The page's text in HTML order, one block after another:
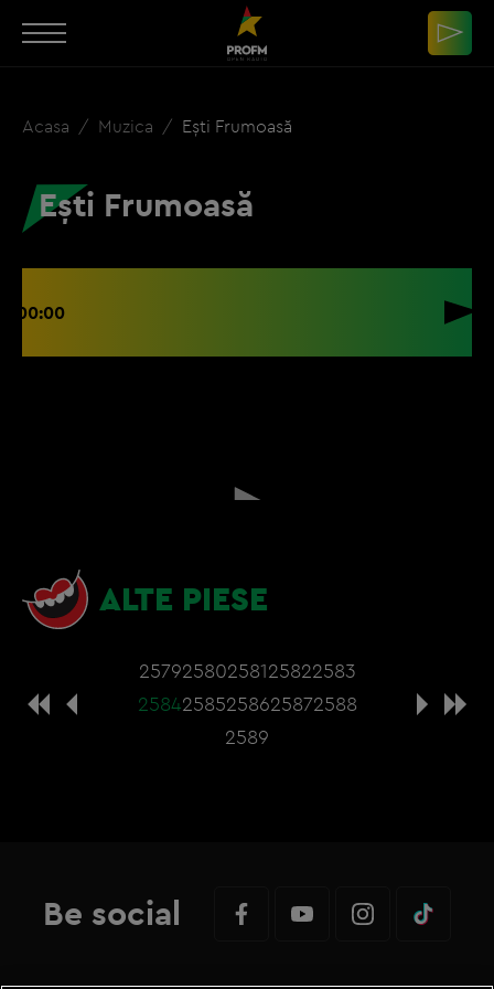
Acasa Muzica Ești Frumoasă
Ești Frumoasă
00:00
ALTE PIESE
25792580258125822583
25842585258625872588
2589
Be social